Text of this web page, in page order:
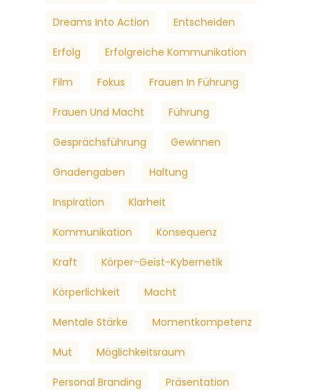
Dreams Into Action Entscheiden
Erfolg Erfolgreiche Kommunikation
Film Fokus Frauen In Führung
Frauen Und Macht Führung
Gesprächsführung Gewinnen
Gnadengaben Haltung
Inspiration Klarheit
Kommunikation Konsequenz
Kraft Körper-Geist-Kybernetik
Körperlichkeit Macht
Mentale Stärke Momentkompetenz
Mut Möglichkeitsraum
Personal Branding Präsentation